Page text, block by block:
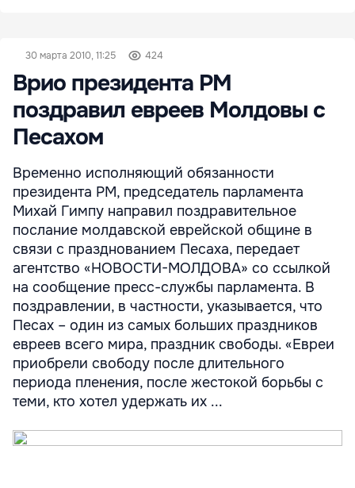
30 марта 2010, 11:25 424
Врио президента РМ
поздравил евреев Молдовы с
Песахом
Временно исполняющий обязанности
президента РМ, председатель парламента
Михай Гимпу направил поздравительное
послание молдавской еврейской общине в
связи с празднованием Песаха, передает
агентство «НОВОСТИ-МОЛДОВА» со ссылкой
на сообщение пресс-службы парламента. В
поздравлении, в частности, указывается, что
Песах – один из самых больших праздников
евреев всего мира, праздник свободы. «Евреи
приобрели свободу после длительного
периода пленения, после жестокой борьбы с
теми, кто хотел удержать их ...